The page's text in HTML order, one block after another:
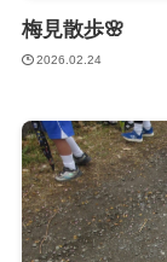
梅見散歩🌸
2026.02.24